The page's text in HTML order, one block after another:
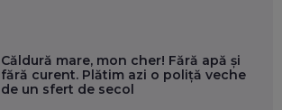
Căldură mare, mon cher! Fără apă și
fără curent. Plătim azi o poliță veche
de un sfert de secol